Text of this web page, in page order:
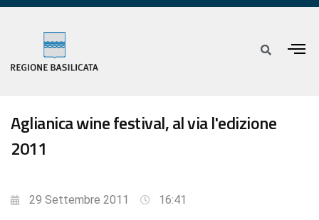
Aglianica wine festival, al via l'edizione
2011
29 Settembre 2011 16:41